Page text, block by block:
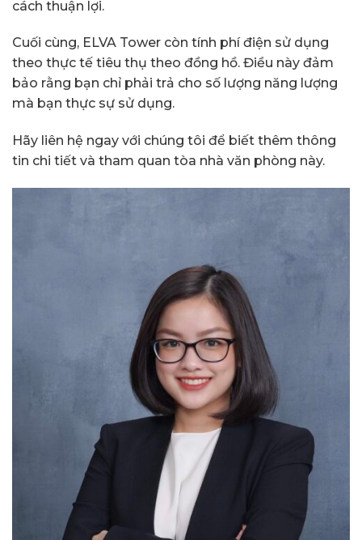
cách thuận lợi.
Cuối cùng, ELVA Tower còn tính phí điện sử dụng
theo thực tế tiêu thụ theo đồng hồ. Điều này đảm
bảo rằng bạn chỉ phải trả cho số lượng năng lượng
mà bạn thực sự sử dụng.
Hãy liên hệ ngay với chúng tôi để biết thêm thông
tin chi tiết và tham quan tòa nhà văn phòng này.